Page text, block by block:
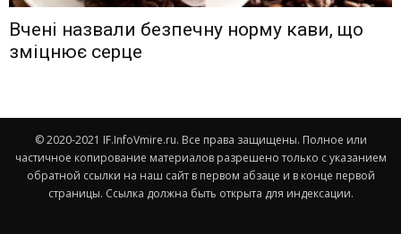
Вчені назвали безпечну норму кави, що
зміцнює серце
© 2020-2021 IF.InfoVmire.ru. Все права защищены. Полное или
частичное копирование материалов разрешено только с указанием
обратной ссылки на наш сайт в первом абзаце и в конце первой
страницы. Ссылка должна быть открыта для индексации.